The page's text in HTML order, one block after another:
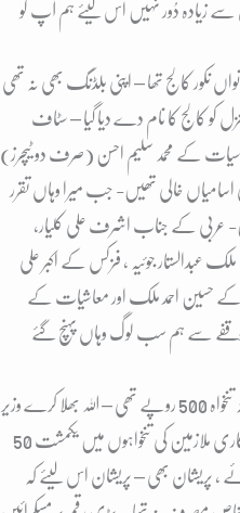
سے زیادہ دُور نہیں اس لیئے ہم آپ کو
نکور کالج تھا – اپنی بلڈنگ بھی نہ تھی
کو کالج کا نام دے دیا گیا – سٹاف
کے محمد سلیم احسن (صرف دو ٹیچرز)
خالی تھیں- جب میرا وہاں تقرر
عربی کے جناب اشرف علی کلیار،
عبدالستار جوئیہ ، فزکس کے اکبر علی
کے حسین احمد ملک اور معاشیات کے
سے ہم سب لوگ وہاں پہنچ گئے
اس زمانے میں لیکچرر (گریڈ — 17 ) کی ماہانہ تنخواہ 500 روپے تھی – اللہ بھلا کرے وزیر
اعظم ذوالفقار علی بھٹو کا اُنہوں نے تمام سرکاری ملازمین کی تنخواہوں میں یکمشت 50
، پریشان بھی – پریشان اس لیئے کہ